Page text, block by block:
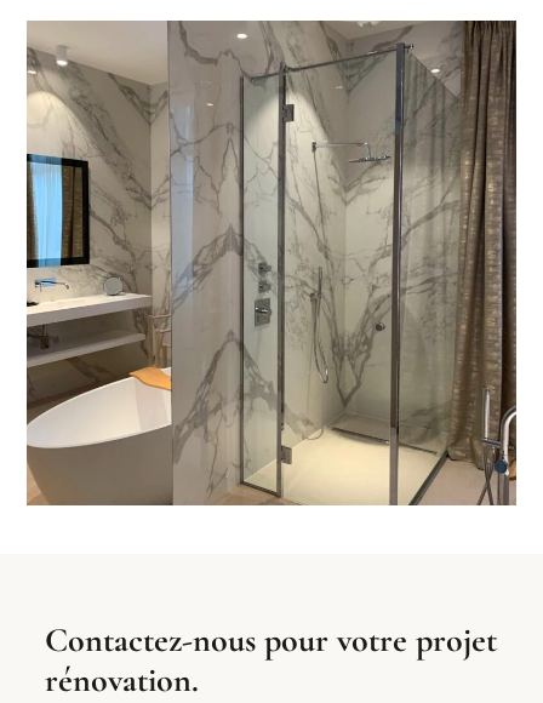
Contactez-nous pour votre projet
rénovation.